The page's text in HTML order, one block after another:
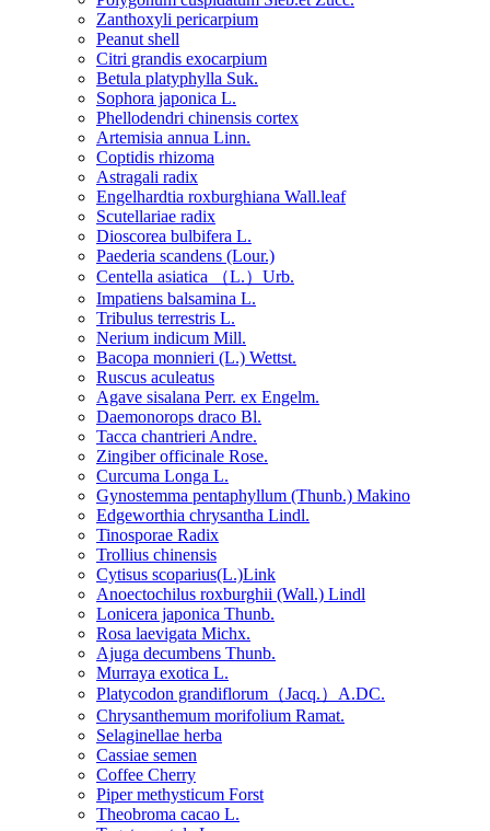
Zanthoxyli pericarpium
Peanut shell
Citri grandis exocarpium
Betula platyphylla Suk.
Sophora japonica L.
Phellodendri chinensis cortex
Artemisia annua Linn.
Coptidis rhizoma
Astragali radix
Engelhardtia roxburghiana Wall.leaf
Scutellariae radix
Dioscorea bulbifera L.
Paederia scandens (Lour.)
Centella asiatica （L.）Urb.
Impatiens balsamina L.
Tribulus terrestris L.
Nerium indicum Mill.
Bacopa monnieri (L.) Wettst.
Ruscus aculeatus
Agave sisalana Perr. ex Engelm.
Daemonorops draco Bl.
Tacca chantrieri Andre.
Zingiber officinale Rose.
Curcuma Longa L.
Gynostemma pentaphyllum (Thunb.) Makino
Edgeworthia chrysantha Lindl.
Tinosporae Radix
Trollius chinensis
Cytisus scoparius(L.)Link
Anoectochilus roxburghii (Wall.) Lindl
Lonicera japonica Thunb.
Rosa laevigata Michx.
Ajuga decumbens Thunb.
Murraya exotica L.
Platycodon grandiflorum（Jacq.）A.DC.
Chrysanthemum morifolium Ramat.
Selaginellae herba
Cassiae semen
Coffee Cherry
Piper methysticum Forst
Theobroma cacao L.